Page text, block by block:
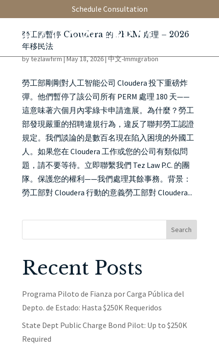
Schedule Consultation
勞工部暫停 Cloudera 的 PERM 處理 – 2026
年移民法
bytezlawfirm|May 18, 2026|中文-Immigration
勞工部剛剛對人工智能公司 Cloudera 投下重磅炸
彈。他們暫停了該公司所有 PERM 處理 180 天——
這意味著六個月內零綠卡申請進展。為什麼？勞工
部發現嚴重的招聘違規行為，違反了聯邦勞工認證
規定。我們談論的是數百名現在陷入困境的外國工
人。如果您在 Cloudera 工作或您的公司有類似問
題，請不要等待。立即聯繫我們 Tez Law P.C. 的團
隊。保護您的權利——我們處理其餘事務。背景：
勞工部對 Cloudera 行動的意義勞工部對 Cloudera...
Search
Recent Posts
Programa Piloto de Fianza por Carga Pública del
Depto. de Estado: Hasta $250K Requeridos
State Dept Public Charge Bond Pilot: Up to $250K
Required